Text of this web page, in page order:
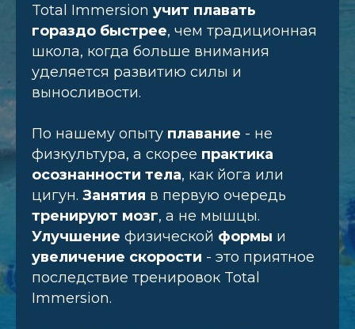
Total Immersion учит плавать
гораздо быстрее, чем традиционная
школа, когда больше внимания
уделяется развитию силы и
выносливости.
По нашему опыту плавание - не
физкультура, а скорее практика
осознанности тела, как йога или
цигун. Занятия в первую очередь
тренируют мозг, а не мышцы.
Улучшение физической формы и
увеличение скорости - это приятное
последствие тренировок Total
Immersion.